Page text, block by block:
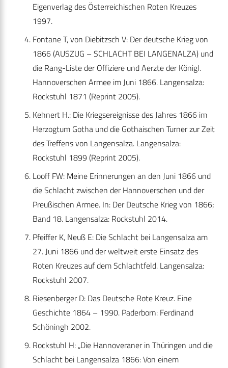
Eigenverlag des Österreichischen Roten Kreuzes
1997.
Fontane T, von Diebitzsch V: Der deutsche Krieg von
1866 (AUSZUG – SCHLACHT BEI LANGENALZA) und
die Rang-Liste der Offiziere und Aerzte der Königl.
Hannoverschen Armee im Juni 1866. Langensalza:
Rockstuhl 1871 (Reprint 2005).
Kehnert H.: Die Kriegsereignisse des Jahres 1866 im
Herzogtum Gotha und die Gothaischen Turner zur Zeit
des Treffens von Langensalza. Langensalza:
Rockstuhl 1899 (Reprint 2005).
Looff FW: Meine Erinnerungen an den Juni 1866 und
die Schlacht zwischen der Hannoverschen und der
Preußischen Armee. In: Der Deutsche Krieg von 1866;
Band 18. Langensalza: Rockstuhl 2014.
Pfeiffer K, Neuß E: Die Schlacht bei Langensalza am
27. Juni 1866 und der weltweit erste Einsatz des
Roten Kreuzes auf dem Schlachtfeld. Langensalza:
Rockstuhl 2007.
Riesenberger D: Das Deutsche Rote Kreuz. Eine
Geschichte 1864 – 1990. Paderborn: Ferdinand
Schöningh 2002.
Rockstuhl H: „Die Hannoveraner in Thüringen und die
Schlacht bei Langensalza 1866: Von einem